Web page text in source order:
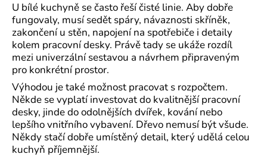
U bílé kuchyně se často řeší čisté linie. Aby dobře
fungovaly, musí sedět spáry, návaznosti skříněk,
zakončení u stěn, napojení na spotřebiče i detaily
kolem pracovní desky. Právě tady se ukáže rozdíl
mezi univerzální sestavou a návrhem připraveným
pro konkrétní prostor.
Výhodou je také možnost pracovat s rozpočtem.
Někde se vyplatí investovat do kvalitnější pracovní
desky, jinde do odolnějších dvířek, kování nebo
lepšího vnitřního vybavení. Dřevo nemusí být všude.
Někdy stačí dobře umístěný detail, který udělá celou
kuchyň příjemnější.